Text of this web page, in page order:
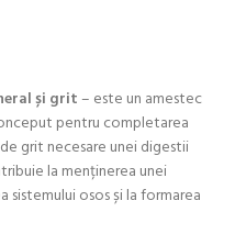
și grit– este un amestec
pentru completarea
grit necesare unei digestii
la menținerea unei
osos și la formarea